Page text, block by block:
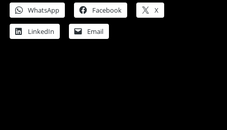
WhatsApp Facebook X
LinkedIn Email